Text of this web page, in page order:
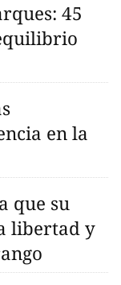
45
en la
que su
libertad y